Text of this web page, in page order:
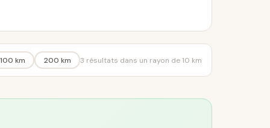
100 km 200 km 3 résultats dans un rayon de 10 km